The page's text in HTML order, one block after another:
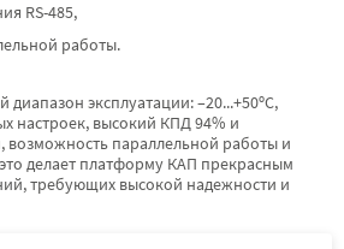
RS-485,
работы.
эксплуатации: –20...+50ºС,
настроек, высокий КПД 94% и
параллельной работы и
делает платформу КАП прекрасным
требующих высокой надежности и